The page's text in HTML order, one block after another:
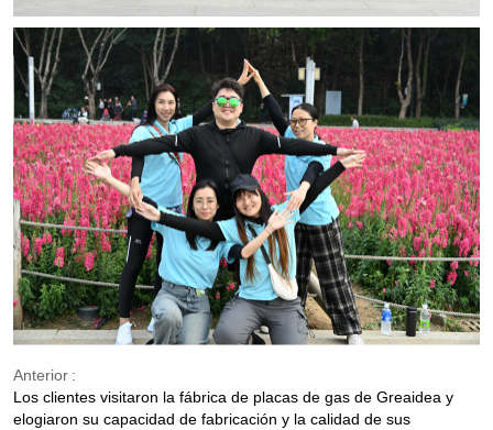
Anterior
Los clientes visitaron la fábrica de placas de gas de Greaidea y
elogiaron su capacidad de fabricación y la calidad de sus